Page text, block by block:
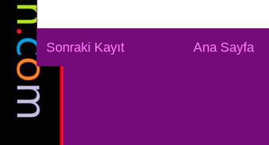
Sonraki Kayıt Ana Sayfa